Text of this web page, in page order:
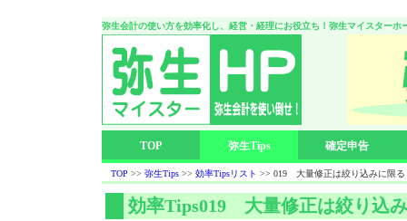
弥生会計の使い方を効率化し、経営・経理にお役立ち！弥生マイスターホ
TOP 弥生Tips 確定申告
TOP >> 弥生Tips >> 効率Tipsリスト >> 019 大量修正は絞り込みに限る
効率Tips019 大量修正は絞り込